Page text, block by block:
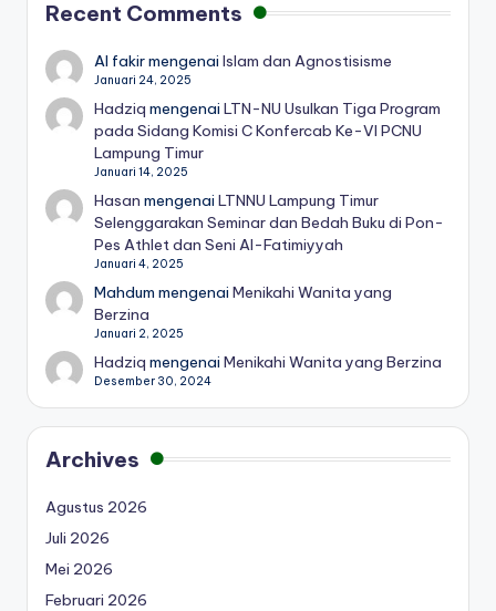
Recent Comments
Al fakirmengenaiIslam dan Agnostisisme
Januari 24, 2025
Hadziq mengenaiLTN-NU Usulkan Tiga Program
pada Sidang Komisi C Konfercab Ke-VI PCNU
Lampung Timur
Januari 14, 2025
Hasan mengenaiLTNNU Lampung Timur
Selenggarakan Seminar dan Bedah Buku di Pon-
Pes Athlet dan Seni Al-Fatimiyyah
Januari 4, 2025
Mahdum mengenaiMenikahi Wanita yang
Berzina
Januari 2, 2025
Hadziq mengenaiMenikahi Wanita yang Berzina
Desember 30, 2024
Archives
Agustus 2026
Juli 2026
Mei 2026
Februari 2026